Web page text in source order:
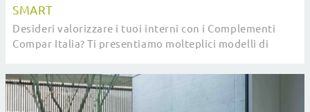
SMART
Desideri valorizzare i tuoi interni con i Complementi
Compar Italia? Ti presentiamo molteplici modelli di